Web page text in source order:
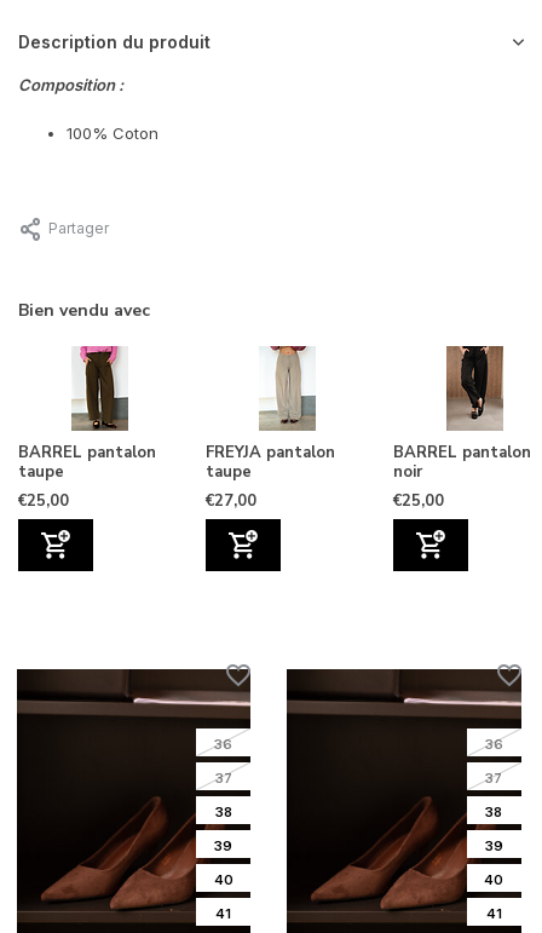
Description du produit
Composition :
100% Coton
Partager
Bien vendu avec
BARREL pantalon
taupe
€25,00
FREYJA pantalon
taupe
€27,00
BARREL pantalon
noir
€25,00
36
37
38
39
40
41
36
37
38
39
40
41